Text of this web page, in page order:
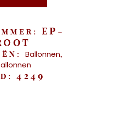
EP-
Ballonnen,
4249